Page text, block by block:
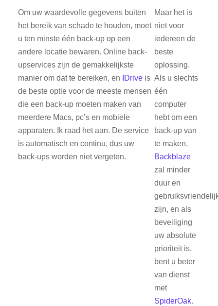
Om uw waardevolle gegevens buiten
het bereik van schade te houden, moet
u ten minste één back-up op een
andere locatie bewaren. Online back-
upservices zijn de gemakkelijkste
manier om dat te bereiken, en
IDrive is
de beste optie voor de meeste mensen
die een back-up moeten maken van
meerdere Macs, pc’s en mobiele
apparaten. Ik raad het aan. De service
is automatisch en continu, dus uw
back-ups worden niet vergeten.
Maar het is
niet voor
iedereen de
beste
oplossing.
Als u slechts
één
computer
hebt om een ​​
back-up van
te maken,
Backblaze
zal minder
duur en
zijn, en als
beveiliging
uw absolute
prioriteit is,
bent u beter
van dienst
met
SpiderOak.